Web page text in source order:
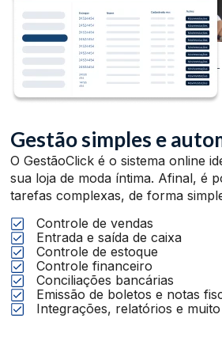
Gestão simples e
O GestãoClick é o sistema online
sua loja de moda íntima. Afinal, é
tarefas complexas, de forma
Controle de vendas
Entrada e saída de caixa
Controle de estoque
Controle financeiro
Conciliações bancárias
Emissão de boletos e notas
Integrações, relatórios e muito